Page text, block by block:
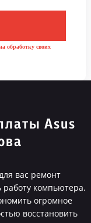
обработку своих
Asus
вас ремонт
работу компьютера.
огромное
восстановить